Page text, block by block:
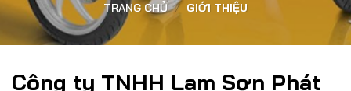
TRANG CHỦ / GIỚI THIỆU
Công ty TNHH Lam Sơn Phát